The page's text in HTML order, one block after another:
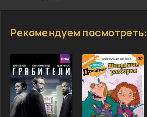
Рекомендуем посмотреть: